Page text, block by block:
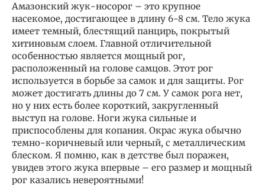
Амазонский жук-носорог – это крупное
насекомое, достигающее в длину 6-8 см. Тело жука
имеет темный, блестящий панцирь, покрытый
хитиновым слоем. Главной отличительной
особенностью является мощный рог,
расположенный на голове самцов. Этот рог
используется в борьбе за самок и для защиты. Рог
может достигать длины до 7 см. У самок рога нет,
но у них есть более короткий, закругленный
выступ на голове. Ноги жука сильные и
приспособлены для копания. Окрас жука обычно
темно-коричневый или черный, с металлическим
блеском. Я помню, как в детстве был поражен,
увидев этого жука впервые – его размер и мощный
рог казались невероятными!